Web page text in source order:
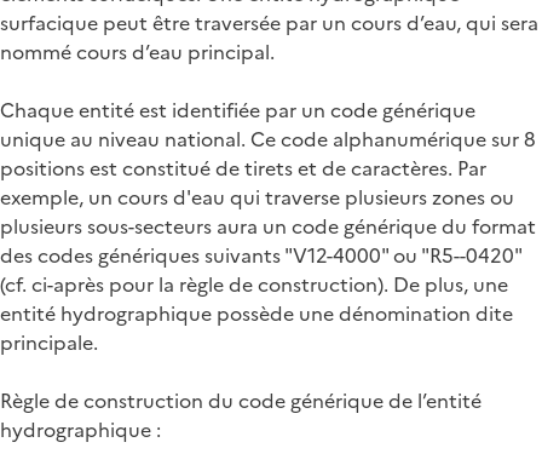
surfacique peut être traversée par un cours d’eau, qui sera
nommé cours d’eau principal.
Chaque entité est identifiée par un code générique
unique au niveau national. Ce code alphanumérique sur 8
positions est constitué de tirets et de caractères. Par
exemple, un cours d'eau qui traverse plusieurs zones ou
plusieurs sous-secteurs aura un code générique du format
des codes génériques suivants "V12-4000" ou "R5--0420"
(cf. ci-après pour la règle de construction). De plus, une
entité hydrographique possède une dénomination dite
principale.
Règle de construction du code générique de l’entité
hydrographique :